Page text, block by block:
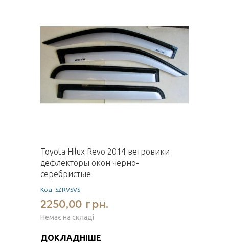
Toyota Hilux Revo 2014 ветровики
дефлекторы окон черно-
серебристые
Код: SZRVSVS
2250,00 грн.
Немає на складі
ДОКЛАДНІШЕ